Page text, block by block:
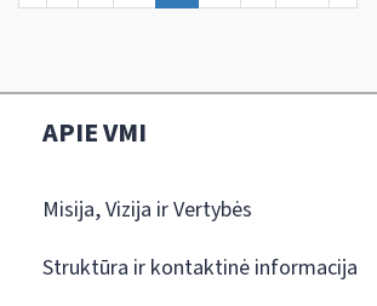
APIE VMI
Misija, Vizija ir Vertybės
Struktūra ir kontaktinė informacija